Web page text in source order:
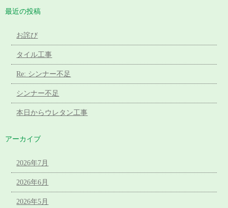
最近の投稿
お詫び
タイル工事
Re: シンナー不足
シンナー不足
本日からウレタン工事
アーカイブ
2026年7月
2026年6月
2026年5月